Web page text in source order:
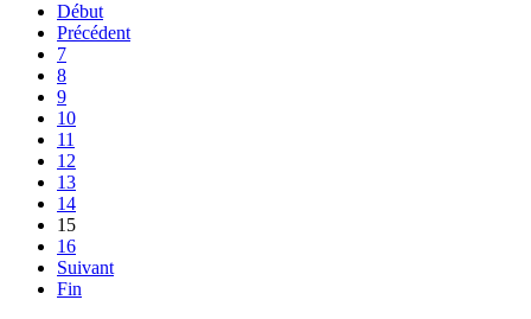
Début
Précédent
7
8
9
10
11
12
13
14
15
16
Suivant
Fin